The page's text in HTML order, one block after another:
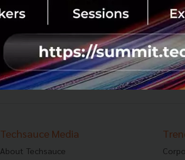
net-zero
climate-change
45 46 47 ... 70 71 ›
Techsauce Media
About Techsauce